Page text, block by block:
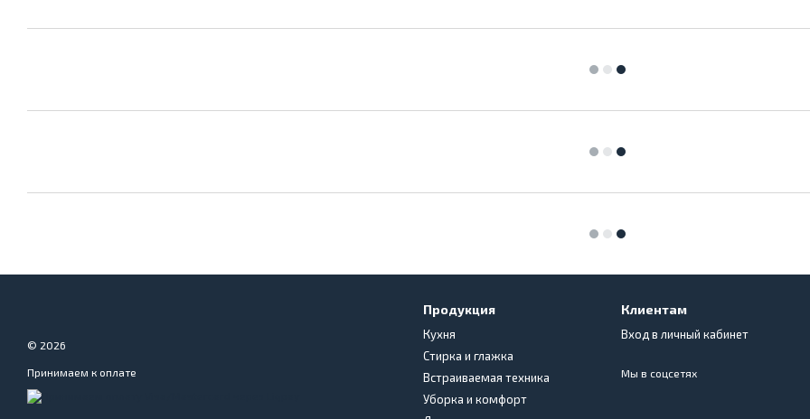
© 2026
Принимаем к оплате
Продукция
Кухня
Стирка и глажка
Встраиваемая техника
Уборка и комфорт
Клиентам
Вход в личный кабинет
Мы в соцсетях